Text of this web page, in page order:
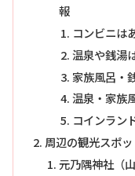
報
コンビニは
温泉や銭湯
家族風呂・
温泉・家族
コインラン
周辺の観光スポッ
元乃隅神社（